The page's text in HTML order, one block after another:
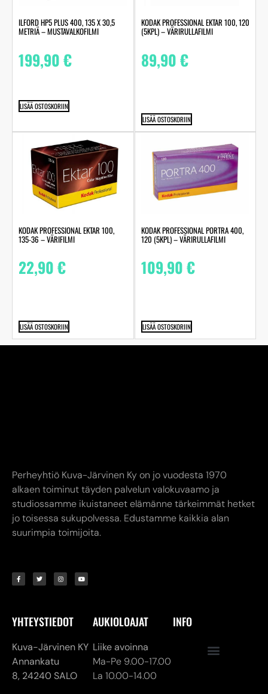
ILFORD HP5 PLUS 400, 135 X 30,5
METRIÄ – MUSTAVALKOFILMI
199,90€
LISÄÄ OSTOSKORIIN
KODAK PROFESSIONAL EKTAR 100, 120
(5KPL) – VÄRIRULLAFILMI
89,90€
LISÄÄ OSTOSKORIIN
KODAK PROFESSIONAL EKTAR 100,
135-36 – VÄRIFILMI
22,90€
LISÄÄ OSTOSKORIIN
KODAK PROFESSIONAL PORTRA 400,
120 (5KPL) – VÄRIRULLAFILMI
109,90€
LISÄÄ OSTOSKORIIN
Perheyhtiö Kuva-Järvinen Ky on jo vuodesta 1970
alkaen toiminut täyden palvelun valokuvaamo ja
studiossamme ikuistaneet elämänne tärkeimmät hetket
jo toisessa sukupolvessa. Edustamme kaikkia alan
suurimpia toimijoita.
YHTEYSTIEDOT
Kuva-Järvinen KY
Annankatu
8, 24240 SALO
AUKIOLOAJAT
Liike avoinna
Ma-Pe 9.00-17.00
La 10.00-14.00
INFO